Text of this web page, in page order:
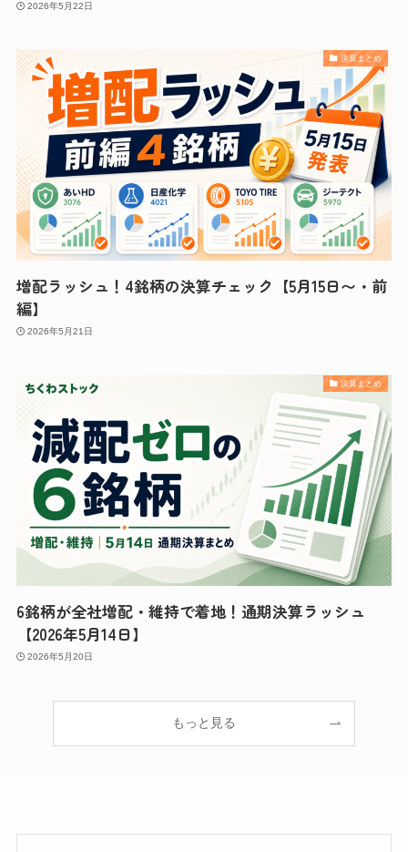
2026年5月22日
決算まとめ
増配ラッシュ！4銘柄の決算チェック【5月15日〜・前
編】
2026年5月21日
決算まとめ
6銘柄が全社増配・維持で着地！通期決算ラッシュ
【2026年5月14日】
2026年5月20日
もっと見る